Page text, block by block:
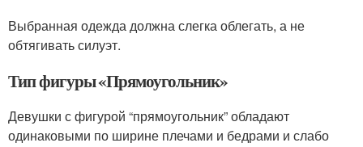
Выбранная одежда должна слегка облегать, а не
обтягивать силуэт.
Тип фигуры «Прямоугольник»
Девушки с фигурой “прямоугольник” обладают
одинаковыми по ширине плечами и бедрами и слабо